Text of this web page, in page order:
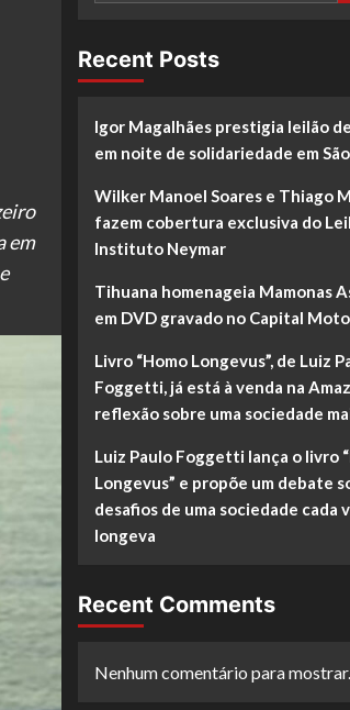
em
Recent Posts
Igor Magalhães prestigia leilão
em noite de solidariedade em
Wilker Manoel Soares e Thiago
fazem cobertura exclusiva do
Instituto Neymar
Tihuana homenageia Mamonas
em DVD gravado no Capital
Livro “Homo Longevus”, de Luiz
Foggetti, já está à venda na
reflexão sobre uma sociedade
Luiz Paulo Foggetti lança o livro
Longevus” e propõe um debate
desafios de uma sociedade cada
longeva
Recent Comments
Nenhum comentário para mostrar.